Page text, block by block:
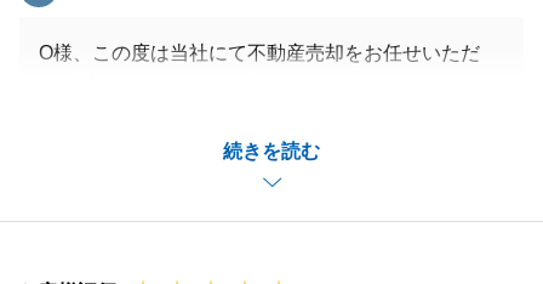
続きを読む
O様、この度は当社にて不動産売却をお任せいただ
ただけたおかげでスムーズにお取引を終えることが出
来ました。ご協力いただき誠にありがとうございまし
た。